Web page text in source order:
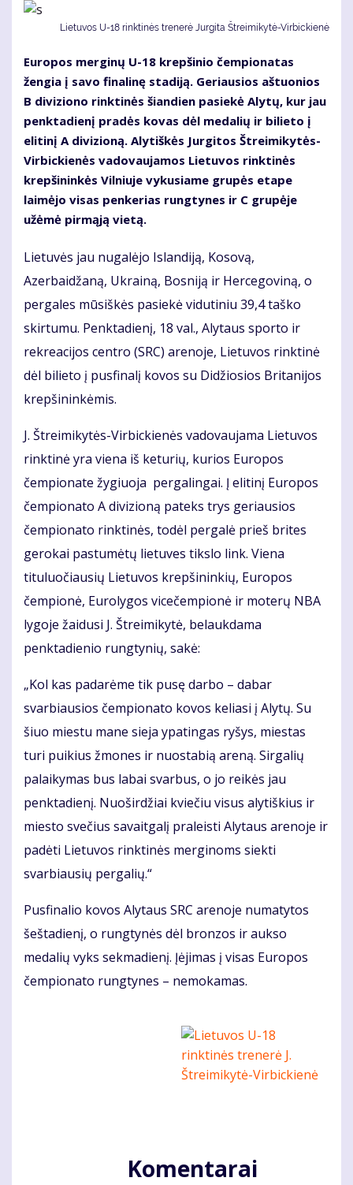
Lietuvos U-18 rinktinės trenerė Jurgita Štreimikytė-Virbickienė
Europos merginų U-18 krepšinio čempionatas
žengia į savo finalinę stadiją. Geriausios aštuonios
B diviziono rinktinės šiandien pasiekė Alytų, kur jau
penktadienį pradės kovas dėl medalių ir bilieto į
elitinį A divizioną. Alytiškės Jurgitos Štreimikytės-
Virbickienės vadovaujamos Lietuvos rinktinės
krepšininkės Vilniuje vykusiame grupės etape
laimėjo visas penkerias rungtynes ir C grupėje
užėmė pirmąją vietą.
Lietuvės jau nugalėjo Islandiją, Kosovą,
Azerbaidžaną, Ukrainą, Bosniją ir Hercegoviną, o
pergales mūsiškės pasiekė vidutiniu 39,4 taško
skirtumu. Penktadienį, 18 val., Alytaus sporto ir
rekreacijos centro (SRC) arenoje, Lietuvos rinktinė
dėl bilieto į pusfinalį kovos su Didžiosios Britanijos
krepšininkėmis.
J. Štreimikytės-Virbickienės vadovaujama Lietuvos
rinktinė yra viena iš keturių, kurios Europos
čempionate žygiuoja pergalingai. Į elitinį Europos
čempionato A divizioną pateks trys geriausios
čempionato rinktinės, todėl pergalė prieš brites
gerokai pastumėtų lietuves tikslo link. Viena
tituluočiausių Lietuvos krepšininkių, Europos
čempionė, Eurolygos vicečempionė ir moterų NBA
lygoje žaidusi J. Štreimikytė, belaukdama
penktadienio rungtynių, sakė:
„Kol kas padarėme tik pusę darbo – dabar
svarbiausios čempionato kovos keliasi į Alytų. Su
šiuo miestu mane sieja ypatingas ryšys, miestas
turi puikius žmones ir nuostabią areną. Sirgalių
palaikymas bus labai svarbus, o jo reikės jau
penktadienį. Nuoširdžiai kviečiu visus alytiškius ir
miesto svečius savaitgalį praleisti Alytaus arenoje ir
padėti Lietuvos rinktinės merginoms siekti
svarbiausių pergalių.“
Pusfinalio kovos Alytaus SRC arenoje numatytos
šeštadienį, o rungtynės dėl bronzos ir aukso
medalių vyks sekmadienį. Įėjimas į visas Europos
čempionato rungtynes – nemokamas.
Komentarai